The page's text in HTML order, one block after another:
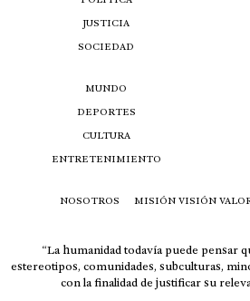
JUSTICIA
SOCIEDAD
MUNDO
DEPORTES
CULTURA
ENTRETENIMIENTO
NOSOTROS MISIÓN VISIÓN
“La humanidad todavía puede pensar
estereotipos, comunidades, subculturas,
con la finalidad de justificar su